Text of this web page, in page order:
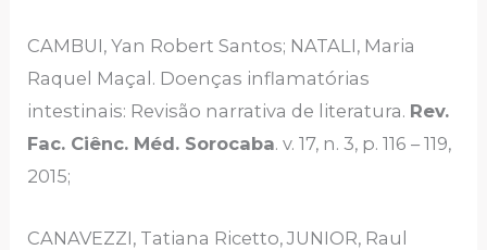
CAMBUI, Yan Robert Santos; NATALI, Maria
Raquel Maçal. Doenças inflamatórias
intestinais: Revisão narrativa de literatura. Rev.
Fac. Ciênc. Méd. Sorocaba. v. 17, n. 3, p. 116 – 119,
2015;
CANAVEZZI, Tatiana Ricetto, JUNIOR, Raul